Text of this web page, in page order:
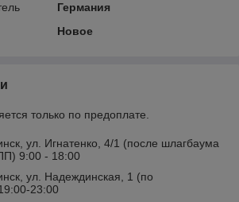
Германия
Новое
только по предоплате.
ул. Игнатенко, 4/1 (после шлагбаума
9:00 - 18:00
ул. Надеждинская, 1 (по
23:00